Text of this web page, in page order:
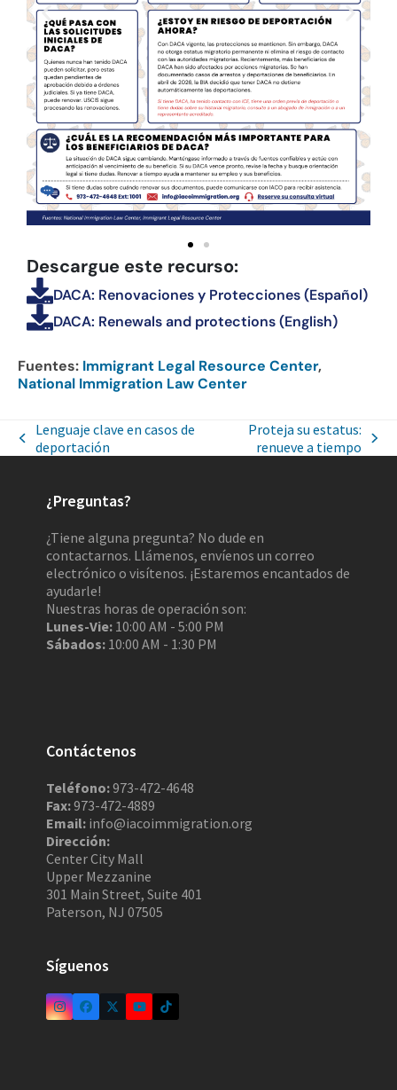
Descargue este recurso:
DACA: Renovaciones y Protecciones (Español)
DACA: Renewals and protections (English)
Fuentes: Immigrant Legal Resource Center,
National Immigration Law Center
Lenguaje clave en casos de
deportación
Proteja su estatus:
renueve a tiempo
¿Preguntas?
¿Tiene alguna pregunta? No dude en
contactarnos. Llámenos, envíenos un correo
electrónico o visítenos. ¡Estaremos encantados de
ayudarle!
Nuestras horas de operación son:
Lunes-Vie: 10:00 AM - 5:00 PM
Sábados: 10:00 AM - 1:30 PM
Contáctenos
Teléfono:973-472-4648
Fax:973-472-4889
Email: info@iacoimmigration.org
Dirección:
Center City Mall
Upper Mezzanine
301 Main Street, Suite 401
Paterson, NJ 07505
Síguenos